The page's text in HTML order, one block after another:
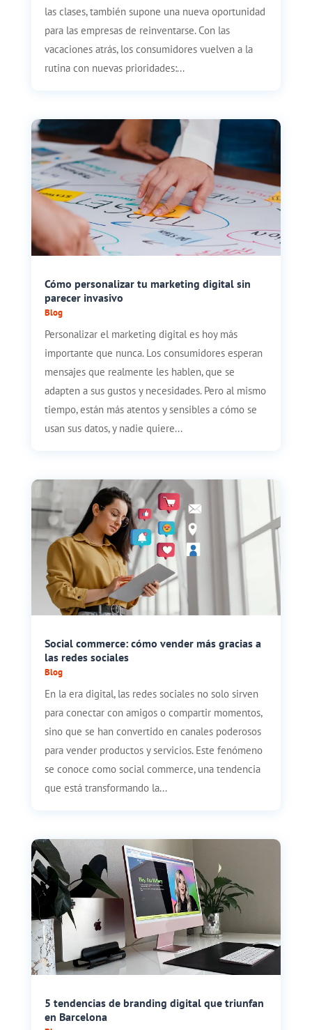
las clases, también supone una nueva oportunidad
para las empresas de reinventarse. Con las
vacaciones atrás, los consumidores vuelven a la
rutina con nuevas prioridades:...
Cómo personalizar tu marketing digital sin
parecer invasivo
Blog
Personalizar el marketing digital es hoy más
importante que nunca. Los consumidores esperan
mensajes que realmente les hablen, que se
adapten a sus gustos y necesidades. Pero al mismo
tiempo, están más atentos y sensibles a cómo se
usan sus datos, y nadie quiere...
Social commerce: cómo vender más gracias a
las redes sociales
Blog
En la era digital, las redes sociales no solo sirven
para conectar con amigos o compartir momentos,
sino que se han convertido en canales poderosos
para vender productos y servicios. Este fenómeno
se conoce como social commerce, una tendencia
que está transformando la...
5 tendencias de branding digital que triunfan
en Barcelona